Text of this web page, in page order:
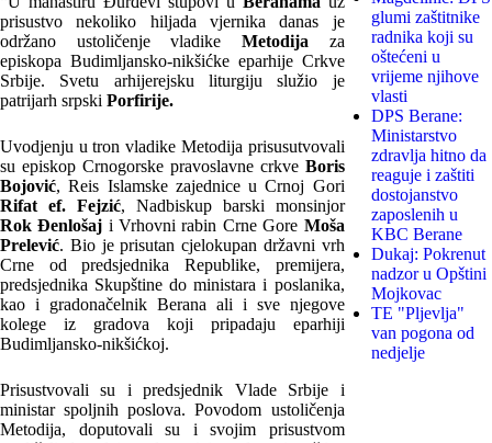
prisustvo nekoliko hiljada vjernika danas je
održano ustoličenje vladike Metodija za
episkopa Budimljansko-nikšićke eparhije Crkve
Srbije. Svetu arhijerejsku liturgiju služio je
patrijarh srpski Porfirije.
Uvodjenju u tron vladike Metodija prisusutvovali
su episkop Crnogorske pravoslavne crkve Boris
Bojović, Reis Islamske zajednice u Crnoj Gori
Rifat ef. Fejzić, Nadbiskup barski monsinjor
Rok Đenlošaj i Vrhovni rabin Crne Gore Moša
Prelević. Bio je prisutan cjelokupan državni vrh
Crne od predsjednika Republike, premijera,
predsjednika Skupštine do ministara i poslanika,
kao i gradonačelnik Berana ali i sve njegove
kolege iz gradova koji pripadaju eparhiji
Budimljansko-nikšićkoj.
Prisustvovali su i predsjednik Vlade Srbije i
ministar spoljnih poslova. Povodom ustoličenja
Metodija, doputovali su i svojim prisustvom
glumi zaštitnike
radnika koji su
oštećeni u
vrijeme njihove
vlasti
DPS Berane:
Ministarstvo
zdravlja hitno da
reaguje i zaštiti
dostojanstvo
zaposlenih u
KBC Berane
Dukaj: Pokrenut
nadzor u Opštini
Mojkovac
TE "Pljevlja"
van pogona od
nedjelje